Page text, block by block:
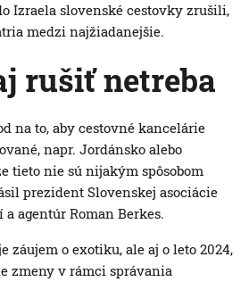
Izraela slovenské cestovky zrušili,
medzi najžiadanejšie.
rušiť netreba
na to, aby cestovné kancelárie
napr. Jordánsko alebo
tieto nie sú nijakým spôsobom
prezident Slovenskej asociácie
agentúr Roman Berkes.
záujem o exotiku, ale aj o leto 2024,
zmeny v rámci správania